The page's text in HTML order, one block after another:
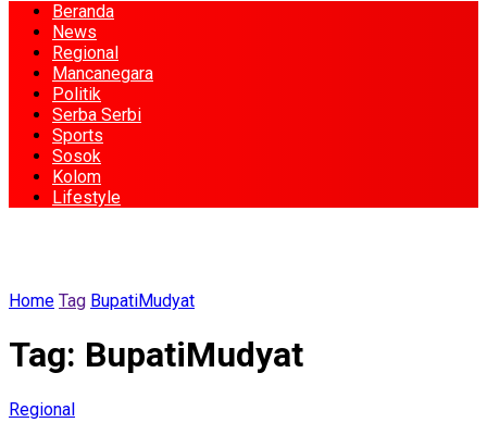
Beranda
News
Regional
Mancanegara
Politik
Serba Serbi
Sports
Sosok
Kolom
Lifestyle
Home Tag BupatiMudyat
Tag: BupatiMudyat
Regional